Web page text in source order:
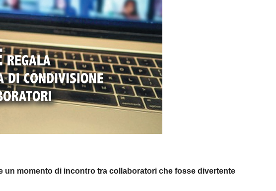
un momento di incontro tra collaboratori che fosse divertente